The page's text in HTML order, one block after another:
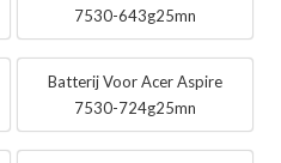
7530-643g25mn
Batterij Voor Acer Aspire
7530-724g25mn